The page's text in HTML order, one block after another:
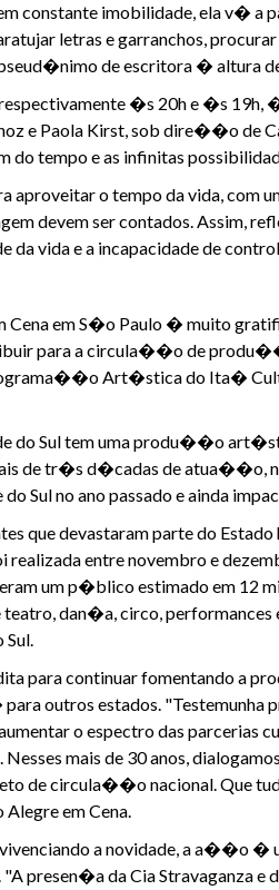
constante imobilidade, ela v�
letras e garranchos,
de escritora � altura
�s 20h e �s 19h,
e Paola Kirst, sob dire��o de
do tempo e as infinitas
o tempo da vida, com
devem ser contados. Assim,
da vida e a incapacidade de
Cena em S�o Paulo � muito
para a circula��o de
Art�stica do Ita�
do Sul tem uma produ��o
de tr�s d�cadas de atua��o,
do Sul no ano passado e ainda
que devastaram parte do
realizada entre novembro e
um p�blico estimado em 12
dan�a, circo,
Sul.
para continuar fomentando a
outros estados. "Testemunha
o espectro das
mais de 30 anos,
de circula��o nacional. Que
em Cena.
a novidade, a a��o �
presen�a da Cia Stravaganza e